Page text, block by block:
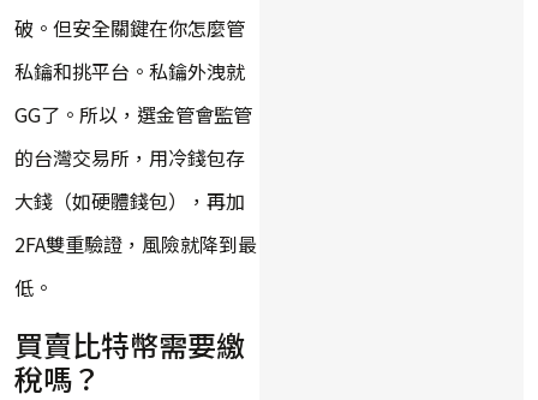
破。但安全關鍵在你怎麼管
私鑰和挑平台。私鑰外洩就
GG了。所以，選金管會監管
的台灣交易所，用冷錢包存
大錢（如硬體錢包），再加
2FA雙重驗證，風險就降到最
低。
買賣比特幣需要繳
稅嗎？